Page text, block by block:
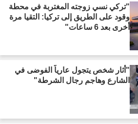
"تركي نسي زوجته المغتربة في محطة
وقود على الطريق إلى تركيا: التقيا مرة
أخرى بعد 6 ساعات"
"أثار شخص يتجول عارياً الفوضى في
الشارع وهاجم رجال الشرطة"